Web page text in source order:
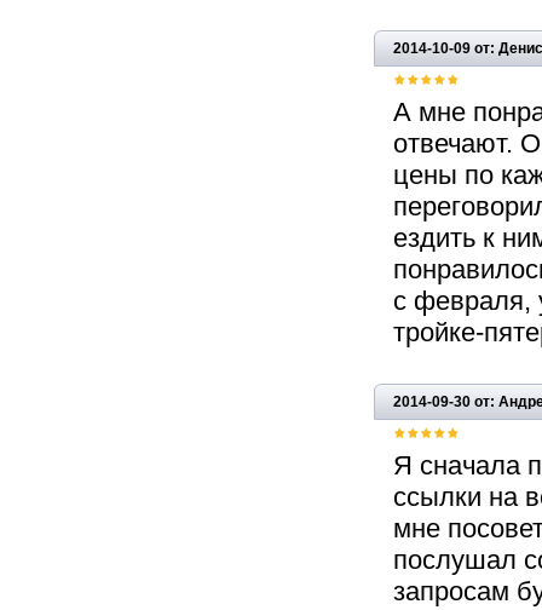
2014-10-09 от: Денис
А мне
отвечают.
цены по
ездить к
с февраля,
тройке-
2014-09-30 от:
Я сначала
ссылки на
мне
послушал
запросам